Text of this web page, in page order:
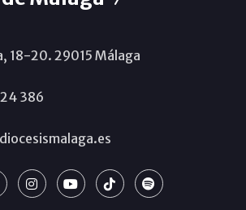
18-20. 29015 Málaga
386